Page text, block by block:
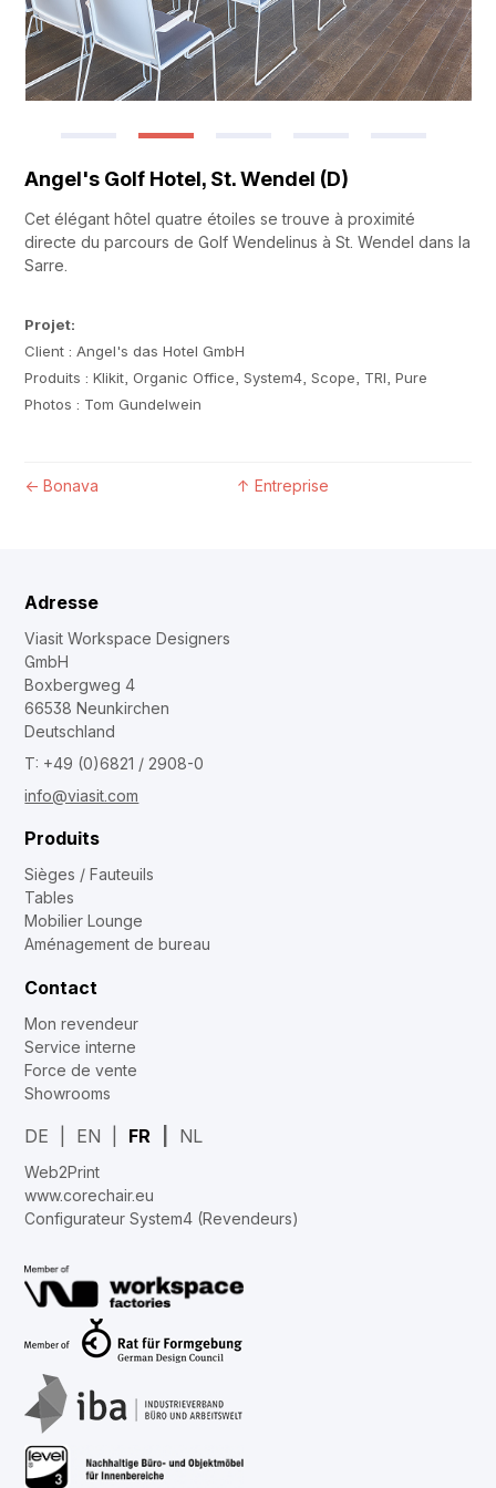
Angel's Golf Hotel, St. Wendel (D)
Cet élégant hôtel quatre étoiles se trouve à proximité
directe du parcours de Golf Wendelinus à St. Wendel dans la
Sarre.
Projet:
Client : Angel's das Hotel GmbH
Produits : Klikit, Organic Office, System4, Scope, TRI, Pure
Photos : Tom Gundelwein
←Bonava ↑ Entreprise
Adresse
Viasit Workspace Designers
GmbH
Boxbergweg 4
66538 Neunkirchen
Deutschland
T: +49 (0)6821 / 2908-0
info@viasit.com
Produits
Sièges / Fauteuils
Tables
Mobilier Lounge
Aménagement de bureau
Contact
Mon revendeur
Service interne
Force de vente
Showrooms
DE EN FR NL
Web2Print
www.corechair.eu
Configurateur System4 (Revendeurs)